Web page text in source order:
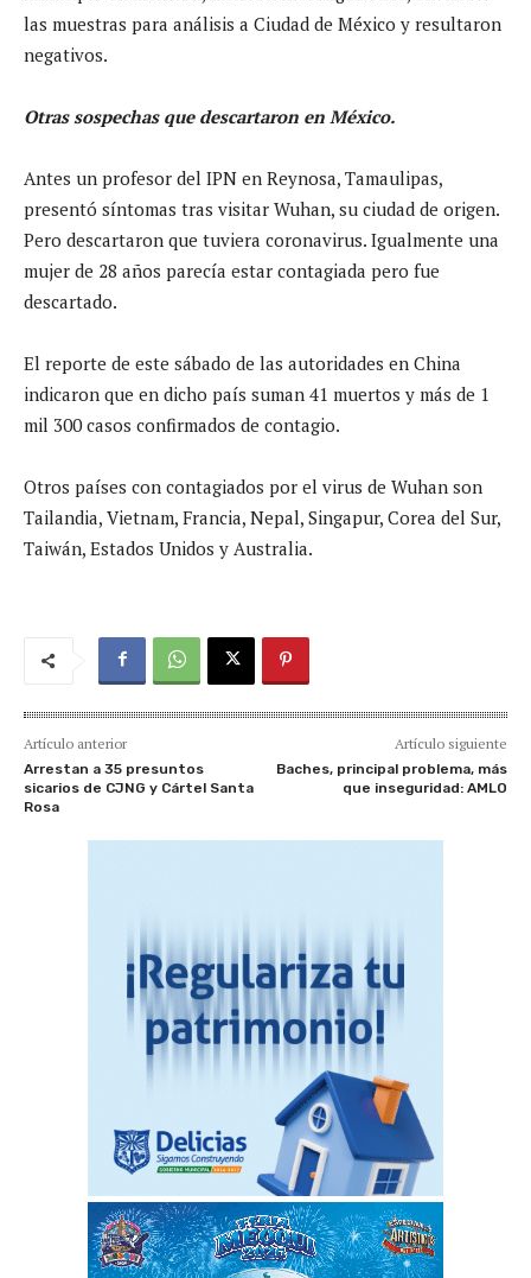
las muestras para análisis a Ciudad de México y resultaron
negativos.
Otras sospechas que descartaron en México.
Antes un profesor del IPN en Reynosa, Tamaulipas,
presentó síntomas tras visitar Wuhan, su ciudad de origen.
Pero descartaron que tuviera coronavirus. Igualmente una
mujer de 28 años parecía estar contagiada pero fue
descartado.
El reporte de este sábado de las autoridades en China
indicaron que en dicho país suman 41 muertos y más de 1
mil 300 casos confirmados de contagio.
Otros países con contagiados por el virus de Wuhan son
Tailandia, Vietnam, Francia, Nepal, Singapur, Corea del Sur,
Taiwán, Estados Unidos y Australia.
Artículo anterior
Arrestan a 35 presuntos
sicarios de CJNG y Cártel Santa
Rosa
Artículo siguiente
Baches, principal problema, más
que inseguridad: AMLO